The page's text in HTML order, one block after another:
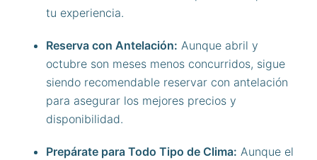
tu experiencia.
Reserva con Antelación: Aunque abril y
octubre son meses menos concurridos, sigue
siendo recomendable reservar con antelación
para asegurar los mejores precios y
disponibilidad.
Prepárate para Todo Tipo de Clima: Aunque el